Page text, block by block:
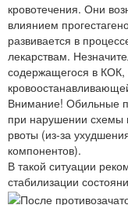
кровотечения. Они
влиянием
развивается в
лекарствам.
содержащегося в КОК,
Внимание! Обильные
при нарушении схемы
рвоты (из-за
компонентов).
В такой ситуации
стабилизации